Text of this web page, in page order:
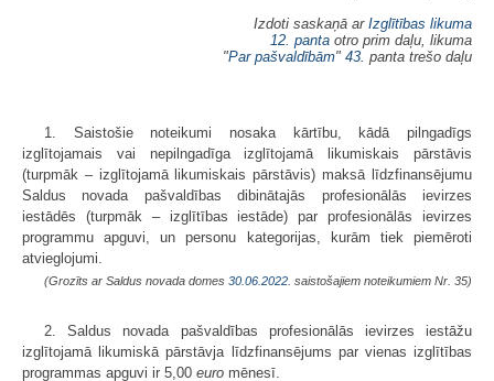
Izdoti saskaņā ar Izglītības likuma
12. panta otro prim daļu, likuma
"Par pašvaldībām" 43. panta trešo daļu
1. Saistošie noteikumi nosaka kārtību, kādā pilngadīgs
izglītojamais vai nepilngadīga izglītojamā likumiskais pārstāvis
(turpmāk – izglītojamā likumiskais pārstāvis) maksā līdzfinansējumu
Saldus novada pašvaldības dibinātajās profesionālās ievirzes
iestādēs (turpmāk – izglītības iestāde) par profesionālās ievirzes
programmu apguvi, un personu kategorijas, kurām tiek piemēroti
atvieglojumi.
(Grozīts ar Saldus novada domes 30.06.2022. saistošajiem noteikumiem Nr. 35)
2. Saldus novada pašvaldības profesionālās ievirzes iestāžu
izglītojamā likumiskā pārstāvja līdzfinansējums par vienas izglītības
programmas apguvi ir 5,00 euro mēnesī.